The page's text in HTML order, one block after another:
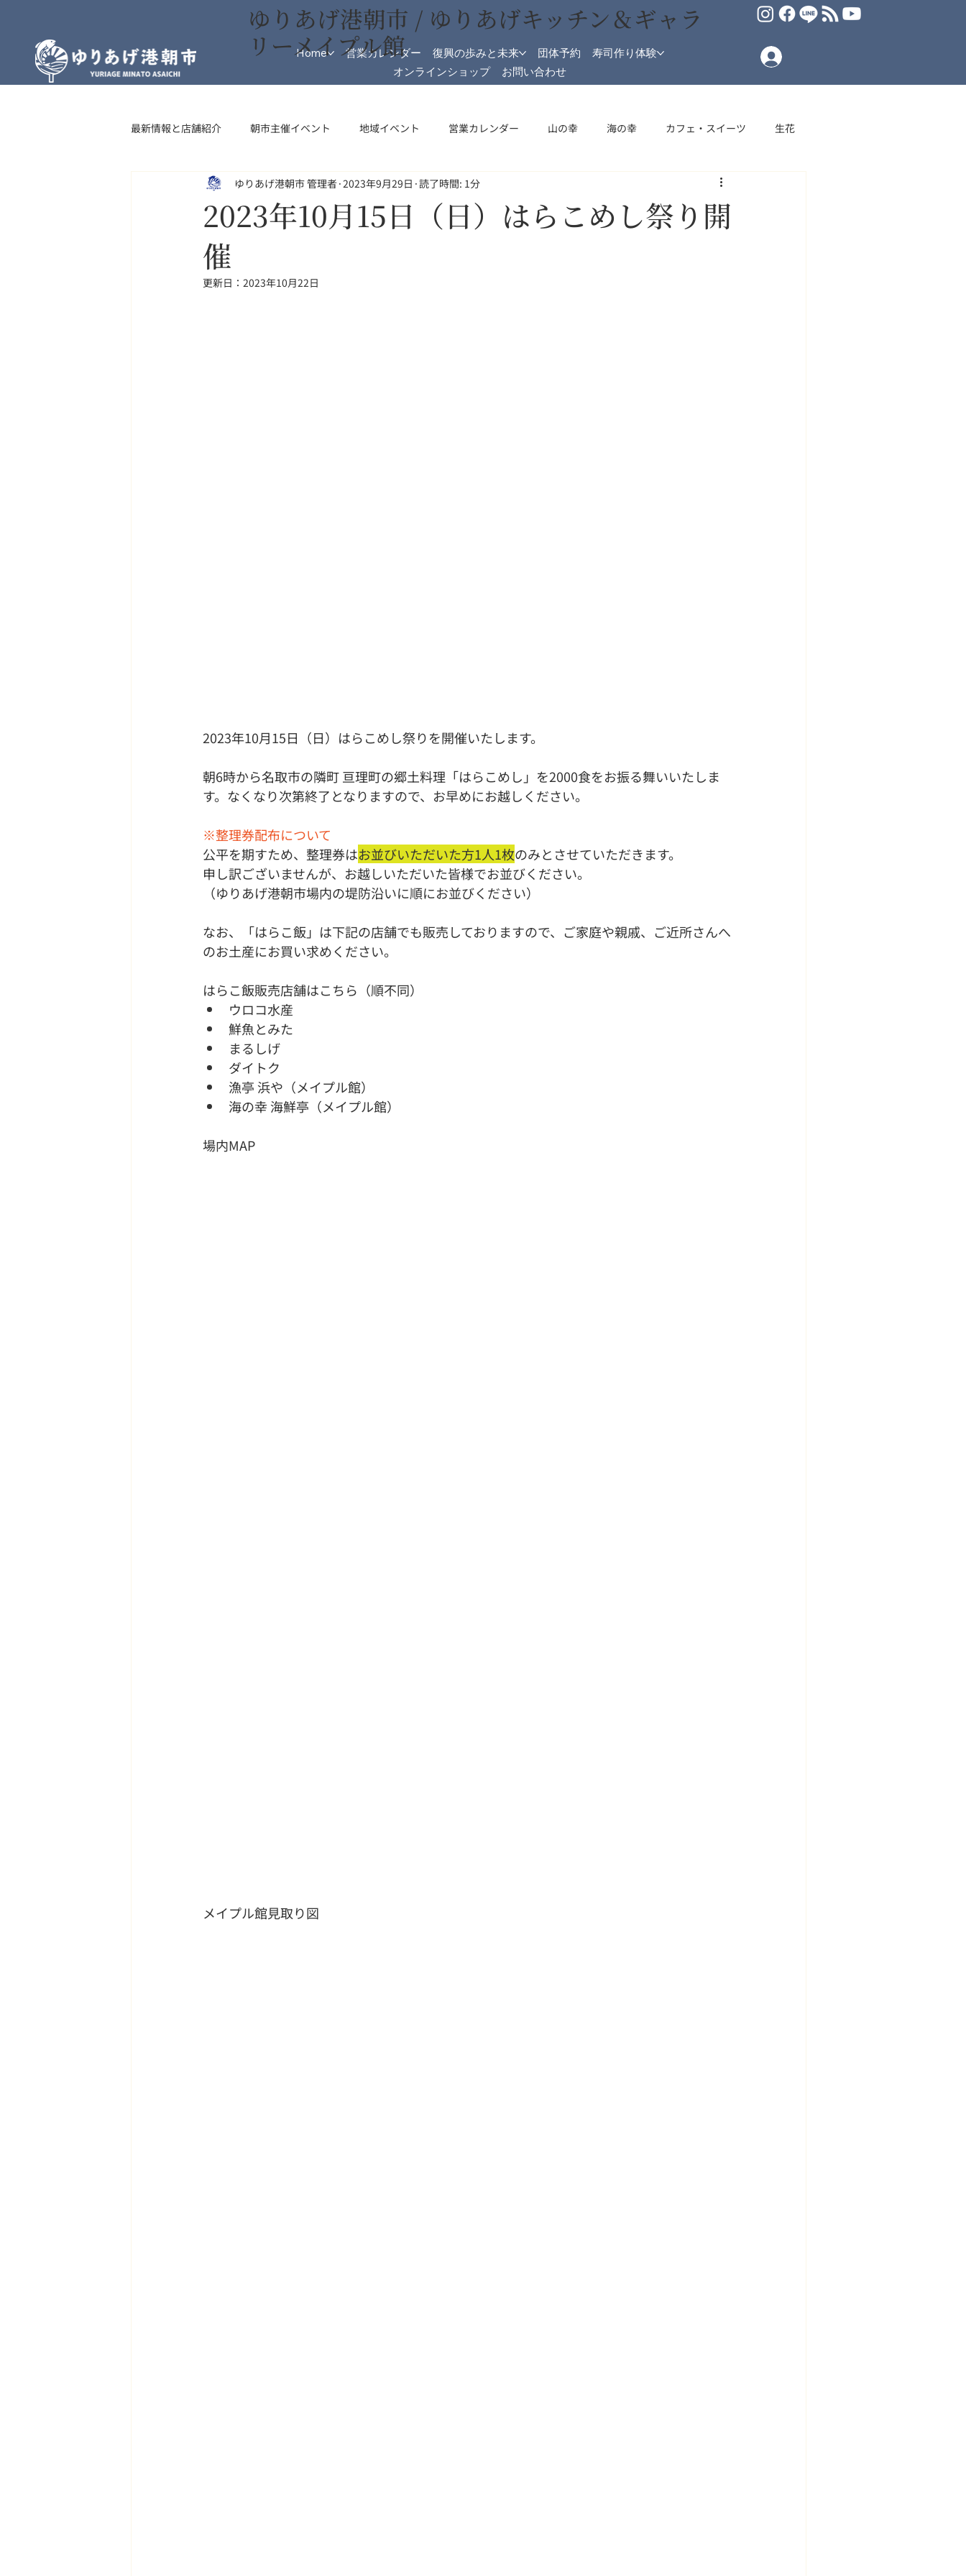
Home 営業カレンダー 復興の歩みと未来 団体予約
寿司作り体験
オンラインショップ
お問い合わせ
ゆりあげ港朝市 / ゆりあげキッチン＆ギャラ
リーメイプル館
最新情報と店舗紹介 朝市主催イベント 地域イベント 営業カレンダー 山の幸 海の幸 カフェ・スイーツ 生花
インフォメーション フード・加工 メイプル館 メイプル館情報
2023年10月15日（日）はらこめし祭り開
催
ゆりあげ港朝市 管理者 2023年9月29日 読了時間: 1分
更新日： 2023年10月22日
2023年10月15日（日）はらこめし祭りを開催いたします。
朝6時から名取市の隣町 亘理町の郷土料理「はらこめし」を2000食をお振る舞いいたしま
す。なくなり次第終了となりますので、お早めにお越しください。
※整理券配布について
公平を期すため、整理券はお並びいただいた方1人1枚のみとさせていただきます。
申し訳ございませんが、お越しいただいた皆様でお並びください。
（ゆりあげ港朝市場内の堤防沿いに順にお並びください）
なお、「はらこ飯」は下記の店舗でも販売しておりますので、ご家庭や親戚、ご近所さんへ
のお土産にお買い求めください。
はらこ飯販売店舗はこちら（順不同）
ウロコ水産
鮮魚とみた
まるしげ
ダイトク
漁亭 浜や（メイプル館）
海の幸 海鮮亭（メイプル館）
場内MAP
メイプル館見取り図